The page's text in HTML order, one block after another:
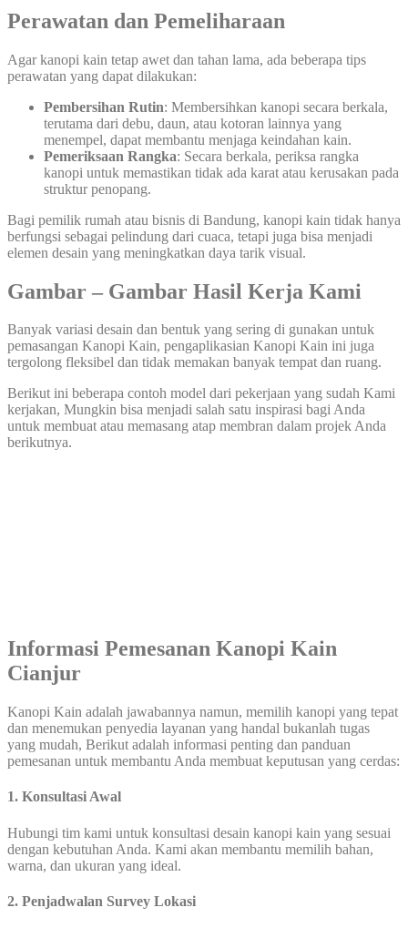
Perawatan dan Pemeliharaan
Agar kanopi kain tetap awet dan tahan lama, ada beberapa tips
perawatan yang dapat dilakukan:
Pembersihan Rutin: Membersihkan kanopi secara berkala,
terutama dari debu, daun, atau kotoran lainnya yang
menempel, dapat membantu menjaga keindahan kain.
Pemeriksaan Rangka: Secara berkala, periksa rangka
kanopi untuk memastikan tidak ada karat atau kerusakan pada
struktur penopang.
Bagi pemilik rumah atau bisnis di Bandung, kanopi kain tidak hanya
berfungsi sebagai pelindung dari cuaca, tetapi juga bisa menjadi
elemen desain yang meningkatkan daya tarik visual.
Gambar – Gambar Hasil Kerja Kami
Banyak variasi desain dan bentuk yang sering di gunakan untuk
pemasangan Kanopi Kain, pengaplikasian Kanopi Kain ini juga
tergolong fleksibel dan tidak memakan banyak tempat dan ruang.
Berikut ini beberapa contoh model dari pekerjaan yang sudah Kami
kerjakan, Mungkin bisa menjadi salah satu inspirasi bagi Anda
untuk membuat atau memasang atap membran dalam projek Anda
berikutnya.
Informasi Pemesanan Kanopi Kain
Cianjur
Kanopi Kain adalah jawabannya namun, memilih kanopi yang tepat
dan menemukan penyedia layanan yang handal bukanlah tugas
yang mudah, Berikut adalah informasi penting dan panduan
pemesanan untuk membantu Anda membuat keputusan yang cerdas:
1. Konsultasi Awal
Hubungi tim kami untuk konsultasi desain kanopi kain yang sesuai
dengan kebutuhan Anda. Kami akan membantu memilih bahan,
warna, dan ukuran yang ideal.
2. Penjadwalan Survey Lokasi